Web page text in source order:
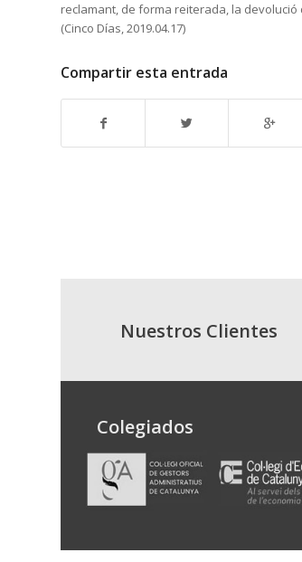
reclamant, de forma reiterada, la
(Cinco Días, 2019.04.17)
Compartir esta entrada
Nuestros Clientes
Colegiados